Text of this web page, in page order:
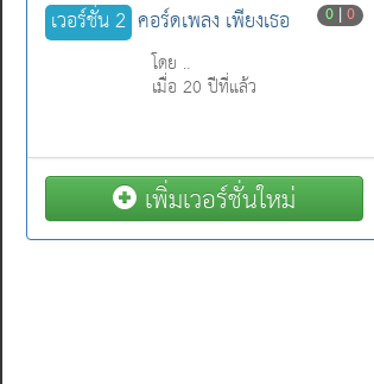
เวอร์ชั่น 2 คอร์ดเพลง เพียงเธอ 0 |0
โดย ..
เมื่อ 20 ปีที่แล้ว
เพิ่มเวอร์ชั่นใหม่